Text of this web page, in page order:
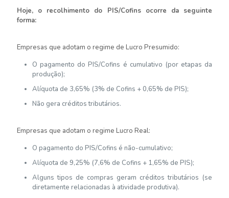
Hoje, o recolhimento do PIS/Cofins ocorre da seguinte
forma:
Empresas que adotam o regime de Lucro Presumido:
O pagamento do PIS/Cofins é cumulativo (por etapas da
produção);
Alíquota de 3,65% (3% de Cofins + 0,65% de PIS);
Não gera créditos tributários.
Empresas que adotam o regime Lucro Real:
O pagamento do PIS/Cofins é não-cumulativo;
Alíquota de 9,25% (7,6% de Cofins + 1,65% de PIS);
Alguns tipos de compras geram créditos tributários (se
diretamente relacionadas à atividade produtiva).